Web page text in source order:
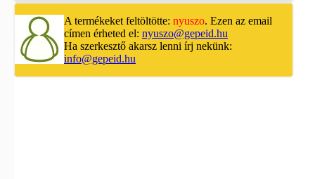
A termékeket feltöltötte: nyuszo. Ezen az email
címen érheted el: nyuszo@gepeid.hu
Ha szerkesztő akarsz lenni írj nekünk:
info@gepeid.hu